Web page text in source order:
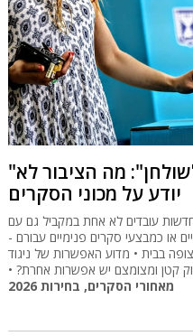
"יש יחסי תן וקח מתחת לשולחן": מה הציבור לא
יודע על מכוני הסקרים
עובדים לא אחת במקביל גם עם
או כמבצעי סקרים פנימיים עבורם -
בבית • מדוע האפשרות של ניגוד
קטן ומצומצם יש אפשרות אחרת? •